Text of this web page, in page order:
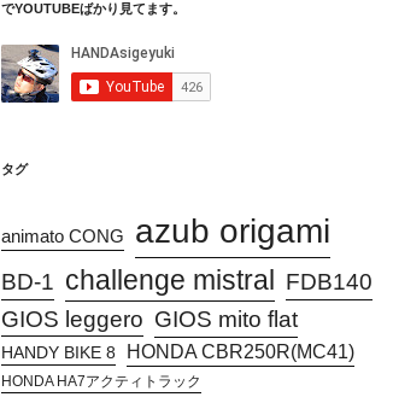
でYOUTUBEばかり見てます。
タグ
animato CONG azub origami
BD-1 challenge mistral
FDB140
GIOS leggero GIOS mito flat
HANDY BIKE 8 HONDA CBR250R(MC41)
HONDA HA7アクティトラック